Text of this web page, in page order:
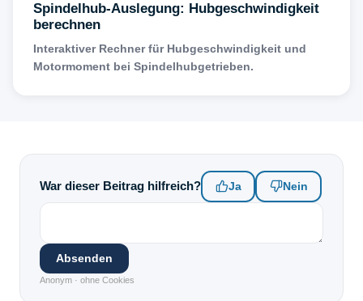
Spindelhub-Auslegung: Hubgeschwindigkeit
berechnen
Interaktiver Rechner für Hubgeschwindigkeit und
Motormoment bei Spindelhubgetrieben.
War dieser Beitrag hilfreich? Ja Nein
Absenden
Anonym · ohne Cookies